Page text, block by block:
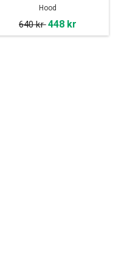
Hood
640 kr448 kr